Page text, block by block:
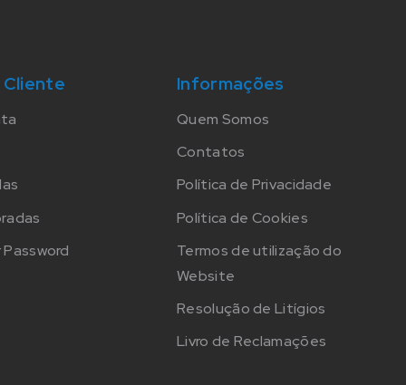
Informações
Quem Somos
Contatos
Política de Privacidade
Política de Cookies
Termos de utilização do
Website
Resolução de Litígios
Livro de Reclamações